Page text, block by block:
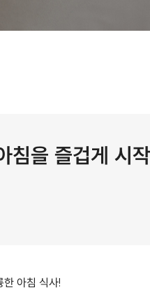
을 즐겁게 시
아침 식사!